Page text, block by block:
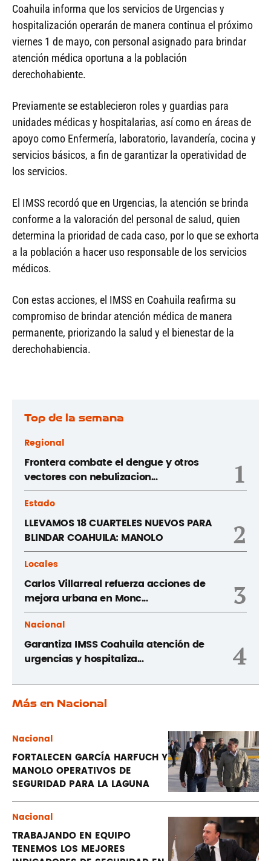
Coahuila informa que los servicios de Urgencias y
hospitalización operarán de manera continua el próximo
viernes 1 de mayo, con personal asignado para brindar
atención médica oportuna a la población
derechohabiente.
Previamente se establecieron roles y guardias para
unidades médicas y hospitalarias, así como en áreas de
apoyo como Enfermería, laboratorio, lavandería, cocina y
servicios básicos, a fin de garantizar la operatividad de
los servicios.
El IMSS recordó que en Urgencias, la atención se brinda
conforme a la valoración del personal de salud, quien
determina la prioridad de cada caso, por lo que se exhorta
a la población a hacer uso responsable de los servicios
médicos.
Con estas acciones, el IMSS en Coahuila reafirma su
compromiso de brindar atención médica de manera
permanente, priorizando la salud y el bienestar de la
derechohabiencia.
Top de la semana
Regional
Frontera combate el dengue y otros
vectores con nebulizacion...
1
Estado
LLEVAMOS 18 CUARTELES NUEVOS PARA
BLINDAR COAHUILA: MANOLO
2
Locales
Carlos Villarreal refuerza acciones de
mejora urbana en Monc...
3
Nacional
Garantiza IMSS Coahuila atención de
urgencias y hospitaliza...
4
Más en Nacional
Nacional
FORTALECEN GARCÍA HARFUCH Y
MANOLO OPERATIVOS DE
SEGURIDAD PARA LA LAGUNA
Nacional
TRABAJANDO EN EQUIPO
TENEMOS LOS MEJORES